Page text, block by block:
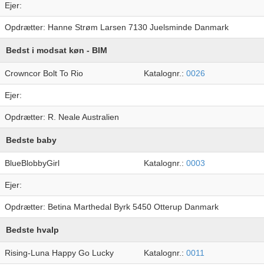
Ejer:
Opdrætter: Hanne Strøm Larsen 7130 Juelsminde Danmark
Bedst i modsat køn - BIM
Crowncor Bolt To Rio Katalognr.: 0026
Ejer:
Opdrætter: R. Neale Australien
Bedste baby
BlueBlobbyGirl Katalognr.: 0003
Ejer:
Opdrætter: Betina Marthedal Byrk 5450 Otterup Danmark
Bedste hvalp
Rising-Luna Happy Go Lucky Katalognr.: 0011